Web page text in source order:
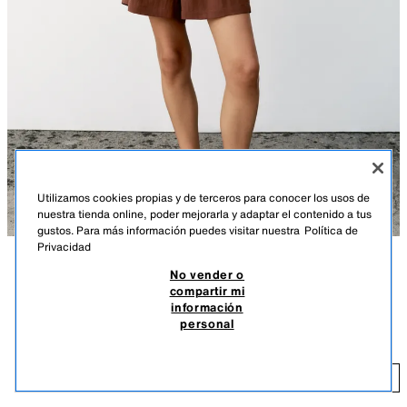
COMPOSICIÓNMEDIDAS
Bermuda con cintura elástica ajustable con cordones con abalorios.
BERMUDA CINTURA ELÁSTICA
$
Utilizamos cookies propias y de terceros para conocer los usos de
nuestra tienda online, poder mejorarla y adaptar el contenido a tus
gustos. Para más información puedes visitar nuestra Política de
Privacidad
No vender o
compartir mi
información
personal